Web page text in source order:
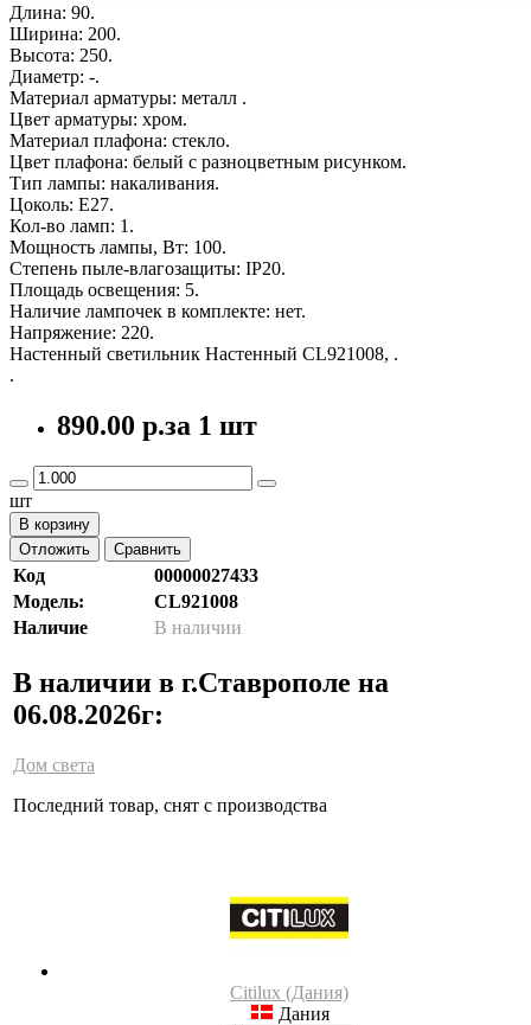
Длина: 90.
Ширина: 200.
Высота: 250.
Диаметр: -.
Материал арматуры: металл .
Цвет арматуры: хром.
Материал плафона: стекло.
Цвет плафона: белый с разноцветным рисунком.
Тип лампы: накаливания.
Цоколь: E27.
Кол-во ламп: 1.
Мощность лампы, Вт: 100.
Степень пыле-влагозащиты: IP20.
Площадь освещения: 5.
Наличие лампочек в комплекте: нет.
Напряжение: 220.
Настенный светильник Настенный CL921008, .
.
890.00 р.за 1 шт
шт
В корзину
Отложить
Сравнить
Код
00000027433
Модель:
CL921008
Наличие
В наличии
В наличии в г.Ставрополе на
06.08.2026г:
Дом света
Последний товар, снят с производства
Citilux (Дания)
Дания